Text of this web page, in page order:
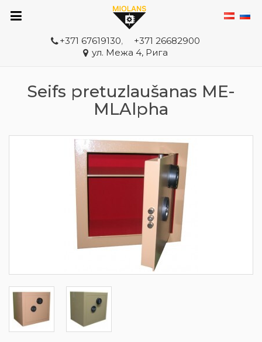
+371 67619130,
+371 26682900
ул. Межа 4, Рига
Seifs pretuzlaušanas ME-
MLAlpha